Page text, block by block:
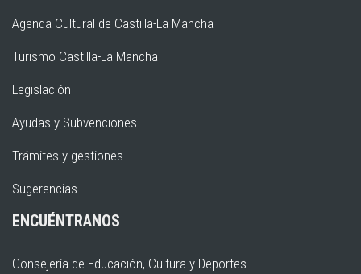
Agenda Cultural de Castilla-La Mancha
Turismo Castilla-La Mancha
Legislación
Ayudas y Subvenciones
Trámites y gestiones
Sugerencias
ENCUÉNTRANOS
Consejería de Educación, Cultura y Deportes